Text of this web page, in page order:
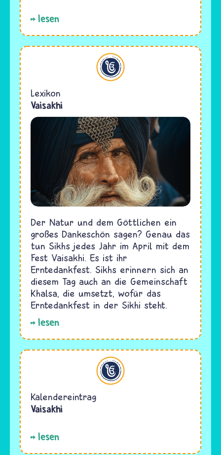
lesen
Lexikon
Vaisakhi
Der Natur und dem Göttlichen ein
großes Dankeschön sagen? Genau das
tun Sikhs jedes Jahr im April mit dem
Fest Vaisakhi. Es ist ihr
Erntedankfest. Sikhs erinnern sich an
diesem Tag auch an die Gemeinschaft
Khalsa, die umsetzt, wofür das
Erntedankfest in der Sikhi steht.
lesen
Kalendereintrag
Vaisakhi
lesen